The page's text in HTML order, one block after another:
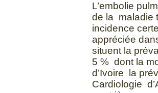
L’embolie
de la maladie
incidence
appréciée
situent la
5 % dont la
d’Ivoire la
Cardiologie